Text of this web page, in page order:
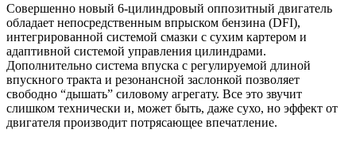
Совершенно новый 6-цилиндровый оппозитный двигатель
обладает непосредственным впрыском бензина (DFI),
интегрированной системой смазки с сухим картером и
адаптивной системой управления цилиндрами.
Дополнительно система впуска с регулируемой длиной
впускного тракта и резонансной заслонкой позволяет
свободно “дышать” силовому агрегату. Все это звучит
слишком технически и, может быть, даже сухо, но эффект от
двигателя производит потрясающее впечатление.